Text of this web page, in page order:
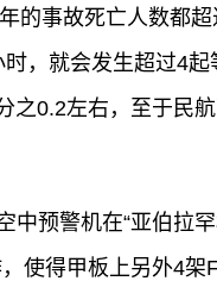
的事故死亡人数都
，就会发生超过4
之0.2左右，至于民
中预警机在“亚伯拉
使得甲板上另外4架